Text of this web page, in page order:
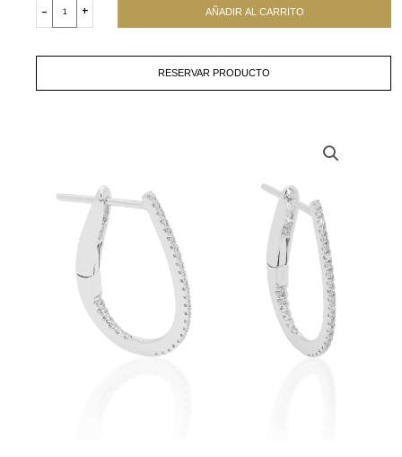
-
CEDRO
+ AÑADIR AL CARRITO
RESERVAR PRODUCTO